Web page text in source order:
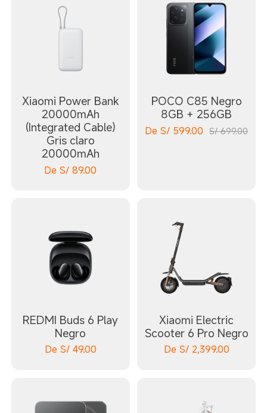
Xiaomi Power Bank
20000mAh
(Integrated Cable)
Gris claro
20000mAh
De S/89.00
POCO C85 Negro
8GB + 256GB
De S/ 599.00 S/ 699.00
REDMI Buds 6 Play
Negro
De S/ 49.00
Xiaomi Electric
Scooter 6 Pro Negro
De S/ 2,399.00